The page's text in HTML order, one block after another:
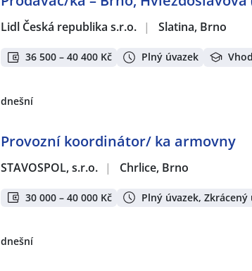
Lidl Česká republika s.r.o. | Slatina, Brno
36 500 – 40 400 Kč Plný úvazek
dnešní
Provozní koordinátor/ ka armovny
STAVOSPOL, s.r.o. | Chrlice, Brno
30 000 – 40 000 Kč Plný úvazek, Zkrácený
dnešní